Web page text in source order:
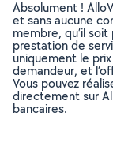
Absolument !
et sans aucune
membre, qu’il
prestation de
uniquement le
demandeur, et
Vous pouvez
directement sur
bancaires.